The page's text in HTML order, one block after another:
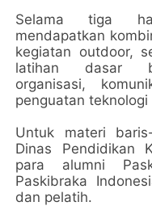
Selama tiga
mendapatkan
kegiatan outdoor,
latihan dasar
organisasi,
penguatan teknologi
Untuk materi
Dinas Pendidikan
para alumni
Paskibraka
dan pelatih.